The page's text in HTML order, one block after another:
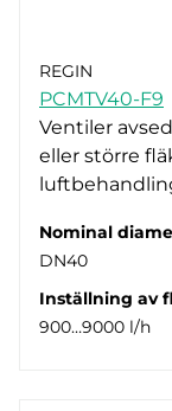
REGIN
PCMTV40-F9
Ventiler
eller större
Nominal
DN40
Inställning av
900…9000 l/h